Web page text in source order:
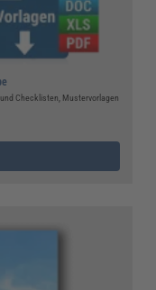
Checklisten, Mustervorlagen